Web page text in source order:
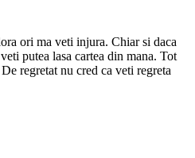
ori ma veti injura. Chiar si daca
putea lasa cartea din mana. Tot
regretat nu cred ca veti regreta